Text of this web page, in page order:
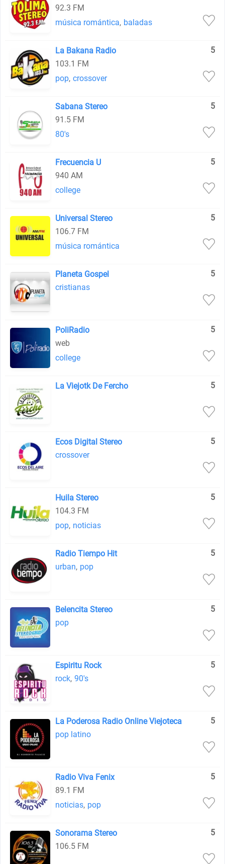
92.3 FM
música romántica, baladas
La Bakana Radio
5
103.1 FM
pop, crossover
Sabana Stereo
5
91.5 FM
80's
Frecuencia U
5
940 AM
college
Universal Stereo
5
106.7 FM
música romántica
Planeta Gospel
5
cristianas
PoliRadio
5
web
college
La Viejotk De Fercho 5
Ecos Digital Stereo
5
crossover
Huila Stereo
5
104.3 FM
pop, noticias
Radio Tiempo Hit
5
urban, pop
Belencita Stereo
5
pop
Espiritu Rock
5
rock, 90's
La Poderosa Radio Online Viejoteca
5
pop latino
Radio Viva Fenix
5
89.1 FM
noticias, pop
Sonorama Stereo
5
106.5 FM